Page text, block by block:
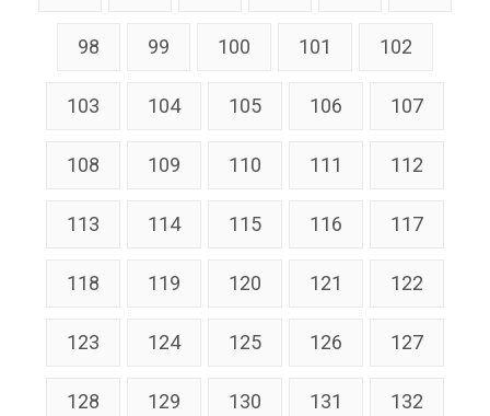
98 99 100 101 102
103 104 105 106 107
108 109 110 111 112
113 114 115 116 117
118 119 120 121 122
123 124 125 126 127
128 129 130 131 132